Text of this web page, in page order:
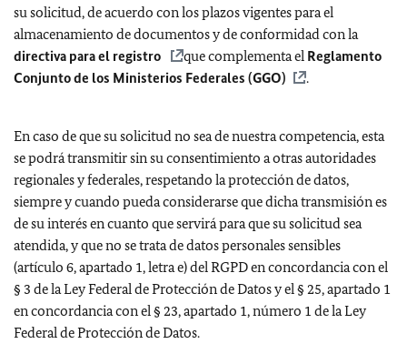
su solicitud, de acuerdo con los plazos vigentes para el
almacenamiento de documentos y de conformidad con la
directiva para el registro
que complementa el Reglamento
Conjunto de los Ministerios Federales (GGO)
.
En caso de que su solicitud no sea de nuestra competencia, esta
se podrá transmitir sin su consentimiento a otras autoridades
regionales y federales, respetando la protección de datos,
siempre y cuando pueda considerarse que dicha transmisión es
de su interés en cuanto que servirá para que su solicitud sea
atendida, y que no se trata de datos personales sensibles
(artículo 6, apartado 1, letra e) del RGPD en concordancia con el
§ 3 de la Ley Federal de Protección de Datos y el § 25, apartado 1
en concordancia con el § 23, apartado 1, número 1 de la Ley
Federal de Protección de Datos.